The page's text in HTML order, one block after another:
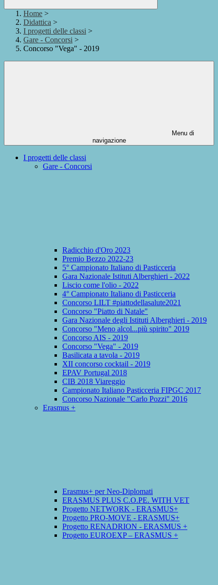
Home >
Didattica >
I progetti delle classi >
Gare - Concorsi >
Concorso "Vega" - 2019
Menu di
navigazione
I progetti delle classi
Gare - Concorsi
Radicchio d'Oro 2023
Premio Bezzo 2022-23
5° Campionato Italiano di Pasticceria
Gara Nazionale Istituti Alberghieri - 2022
Liscio come l'olio - 2022
4° Campionato Italiano di Pasticceria
Concorso LILT #piattodellasalute2021
Concorso "Piatto di Natale"
Gara Nazionale degli Istituti Alberghieri - 2019
Concorso "Meno alcol...più spirito" 2019
Concorso AIS - 2019
Concorso "Vega" - 2019
Basilicata a tavola - 2019
XII concorso cocktail - 2019
EPAV Portugal 2018
CIB 2018 Viareggio
Campionato Italiano Pasticceria FIPGC 2017
Concorso Nazionale "Carlo Pozzi" 2016
Erasmus +
Erasmus+ per Neo-Diplomati
ERASMUS PLUS C.O.PE. WITH VET
Progetto NETWORK - ERASMUS+
Progetto PRO-MOVE - ERASMUS+
Progetto RENADRION - ERASMUS +
Progetto EUROEXP – ERASMUS +